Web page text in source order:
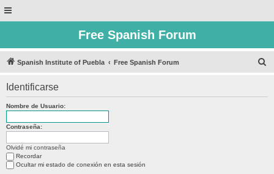
Free Spanish Forum
Spanish Institute of Puebla Free Spanish Forum
Identificarse
Nombre de Usuario:
Contraseña:
Olvidé mi contraseña
Recordar
Ocultar mi estado de conexión en esta sesión